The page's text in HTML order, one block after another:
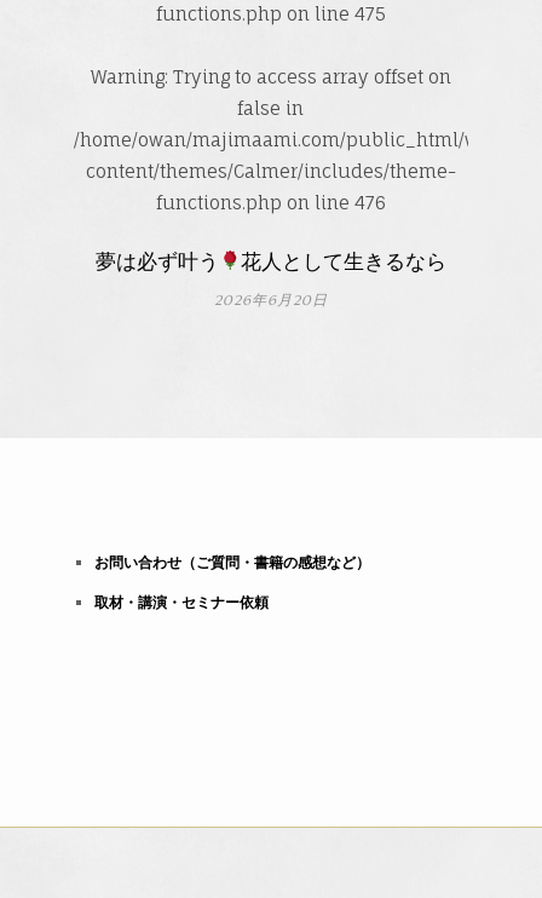
functions.php on line 475
Warning: Trying to access array offset on
false in
/home/owan/majimaami.com/public_html/wp-
content/themes/Calmer/includes/theme-
functions.php on line 476
夢は必ず叶う 花人として生きるなら
2026年6月20日
お問い合わせ（ご質問・書籍の感想など）
取材・講演・セミナー依頼